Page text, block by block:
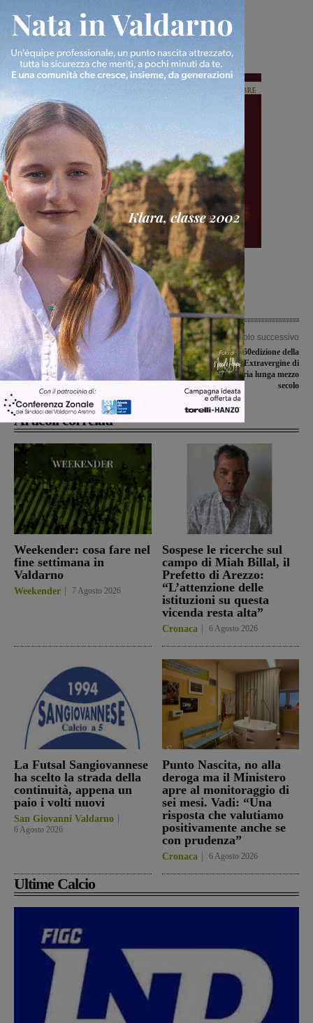
Articolo precedente
Una Unomaglia Valdarninsieme dai
due volti torna con le pive nel sacco da
Capannori
Articolo successivo
Presentata la 50edizione della
Rassegna dell’Extravergine di
Reggello: una storia lunga mezzo
secolo
Articoli correlati
Weekender: cosa fare nel
fine settimana in
Valdarno
Weekender 7 Agosto 2026
Sospese le ricerche sul
campo di Miah Billal, il
Prefetto di Arezzo:
“L’attenzione delle
istituzioni su questa
vicenda resta alta”
Cronaca 6 Agosto 2026
La Futsal Sangiovannese
ha scelto la strada della
continuità, appena un
paio i volti nuovi
San Giovanni Valdarno
6 Agosto 2026
Punto Nascita, no alla
deroga ma il Ministero
apre al monitoraggio di
sei mesi. Vadi: “Una
risposta che valutiamo
positivamente anche se
con prudenza”
Cronaca 6 Agosto 2026
Ultime Calcio